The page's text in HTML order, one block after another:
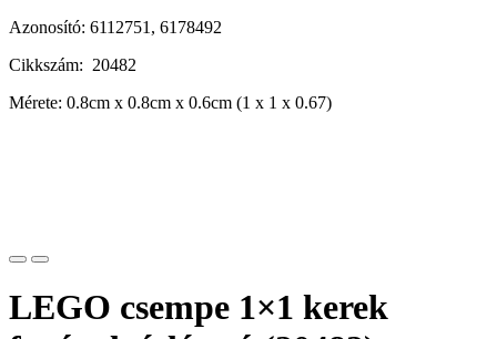
Azonosító: 6112751, 6178492
Cikkszám: 20482
Mérete: 0.8cm x 0.8cm x 0.6cm (1 x 1 x 0.67)
LEGO csempe 1×1 kerek